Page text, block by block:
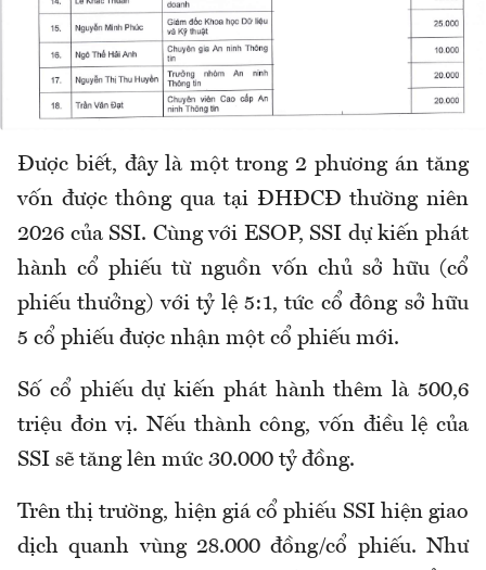
Được biết, đây là một trong 2 phương án tăng
vốn được thông qua tại ĐHĐCĐ thường niên
2026 của SSI. Cùng với ESOP, SSI dự kiến phát
hành cổ phiếu từ nguồn vốn chủ sở hữu (cổ
phiếu thưởng) với tỷ lệ 5:1, tức cổ đông sở hữu
5 cổ phiếu được nhận một cổ phiếu mới.
Số cổ phiếu dự kiến phát hành thêm là 500,6
triệu đơn vị. Nếu thành công, vốn điều lệ của
SSI sẽ tăng lên mức 30.000 tỷ đồng.
Trên thị trường, hiện giá cổ phiếu SSI hiện giao
dịch quanh vùng 28.000 đồng/cổ phiếu. Như